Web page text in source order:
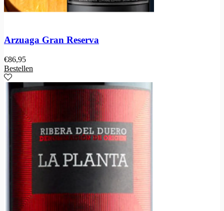
Arzuaga Gran Reserva
€86,95
Bestellen